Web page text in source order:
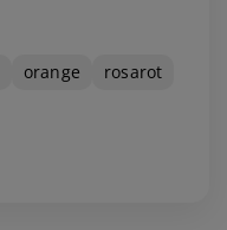
orange
rosarot